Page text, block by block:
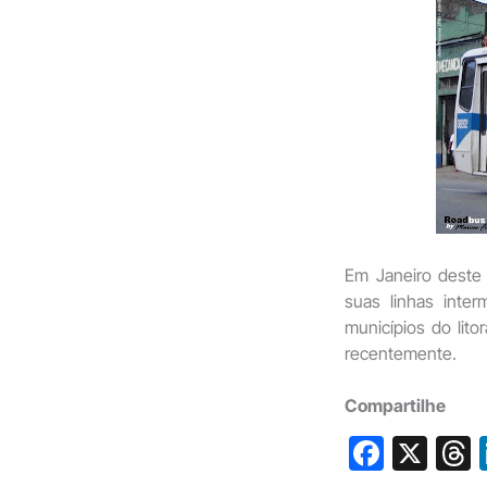
Em Janeiro
suas linhas
municípios do
recentemente.
Compartilhe
F
X